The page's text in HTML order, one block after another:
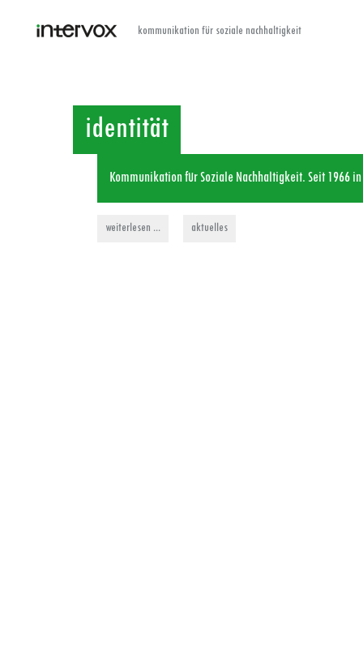
kommunikation für soziale nachhaltigkeit
identität
Kommunikation für Soziale Nachhaltigkeit. Seit 1966 in
weiterlesen ... aktuelles